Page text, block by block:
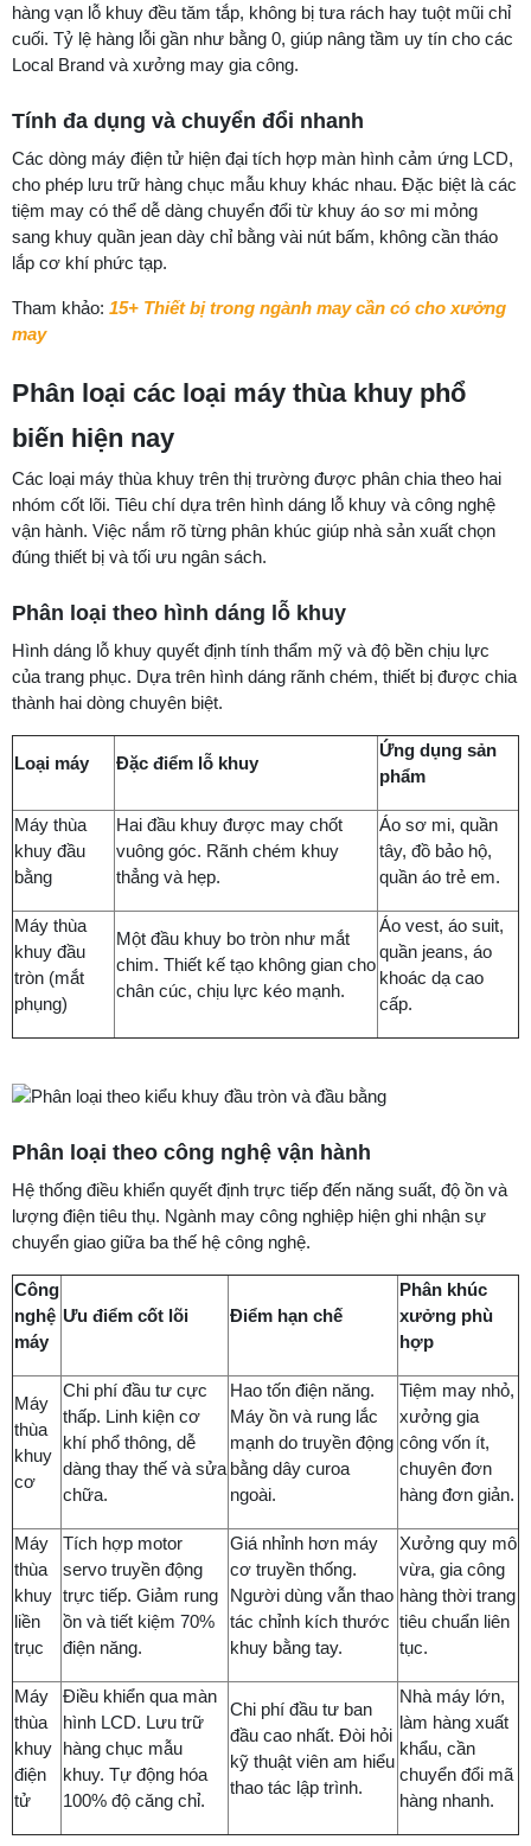
hàng vạn lỗ khuy đều tăm tắp, không bị tưa rách hay tuột mũi chỉ
cuối. Tỷ lệ hàng lỗi gần như bằng 0, giúp nâng tầm uy tín cho các
Local Brand và xưởng may gia công.
Tính đa dụng và chuyển đổi nhanh
Các dòng máy điện tử hiện đại tích hợp màn hình cảm ứng LCD,
cho phép lưu trữ hàng chục mẫu khuy khác nhau. Đặc biệt là các
tiệm may có thể dễ dàng chuyển đổi từ khuy áo sơ mi mỏng
sang khuy quần jean dày chỉ bằng vài nút bấm, không cần tháo
lắp cơ khí phức tạp.
Tham khảo: 15+ Thiết bị trong ngành may cần có cho xưởng
may
Phân loại các loại máy thùa khuy phổ
biến hiện nay
Các loại máy thùa khuy trên thị trường được phân chia theo hai
nhóm cốt lõi. Tiêu chí dựa trên hình dáng lỗ khuy và công nghệ
vận hành. Việc nắm rõ từng phân khúc giúp nhà sản xuất chọn
đúng thiết bị và tối ưu ngân sách.
Phân loại theo hình dáng lỗ khuy
Hình dáng lỗ khuy quyết định tính thẩm mỹ và độ bền chịu lực
của trang phục. Dựa trên hình dáng rãnh chém, thiết bị được chia
thành hai dòng chuyên biệt.
Loại máy Đặc điểm lỗ khuy
Ứng dụng sản
phẩm
Máy thùa
khuy đầu
bằng
Hai đầu khuy được may chốt
vuông góc. Rãnh chém khuy
thẳng và hẹp.
Áo sơ mi, quần
tây, đồ bảo hộ,
quần áo trẻ em.
Máy thùa
khuy đầu
tròn (mắt
phụng)
Một đầu khuy bo tròn như mắt
chim. Thiết kế tạo không gian cho
chân cúc, chịu lực kéo mạnh.
Áo vest, áo suit,
quần jeans, áo
khoác dạ cao
cấp.
Phân loại theo công nghệ vận hành
Hệ thống điều khiển quyết định trực tiếp đến năng suất, độ ồn và
lượng điện tiêu thụ. Ngành may công nghiệp hiện ghi nhận sự
chuyển giao giữa ba thế hệ công nghệ.
Công
nghệ
máy
Ưu điểm cốt lõi Điểm hạn chế
Phân khúc
xưởng phù
hợp
Máy
thùa
khuy
cơ
Chi phí đầu tư cực
thấp. Linh kiện cơ
khí phổ thông, dễ
dàng thay thế và sửa
chữa.
Hao tốn điện năng.
Máy ồn và rung lắc
mạnh do truyền động
bằng dây curoa
ngoài.
Tiệm may nhỏ,
xưởng gia
công vốn ít,
chuyên đơn
hàng đơn giản.
Máy
thùa
khuy
liền
trục
Tích hợp motor
servo truyền động
trực tiếp. Giảm rung
ồn và tiết kiệm 70%
điện năng.
Giá nhỉnh hơn máy
cơ truyền thống.
Người dùng vẫn thao
tác chỉnh kích thước
khuy bằng tay.
Xưởng quy mô
vừa, gia công
hàng thời trang
tiêu chuẩn liên
tục.
Máy
thùa
khuy
điện
tử
Điều khiển qua màn
hình LCD. Lưu trữ
hàng chục mẫu
khuy. Tự động hóa
100% độ căng chỉ.
Chi phí đầu tư ban
đầu cao nhất. Đòi hỏi
kỹ thuật viên am hiểu
thao tác lập trình.
Nhà máy lớn,
làm hàng xuất
khẩu, cần
chuyển đổi mã
hàng nhanh.